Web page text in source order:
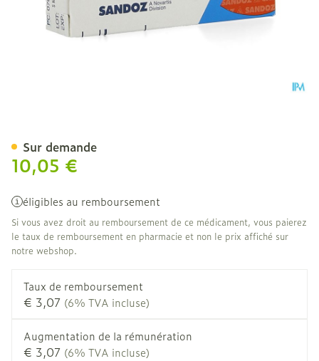
10,05 €
éligibles au remboursement
Si vous avez droit au remboursement de ce médicament, vous paierez
le taux de remboursement en pharmacie et non le prix affiché sur
notre webshop.
Taux de remboursement
€ 3,07 (6% TVA incluse)
Augmentation de la rémunération
€ 3,07 (6% TVA incluse)
Sur demande